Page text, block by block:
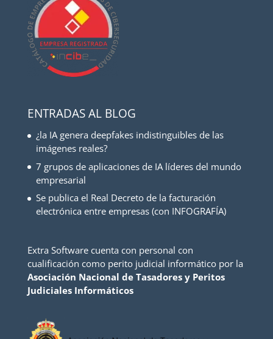
ENTRADAS AL BLOG
¿la IA genera deepfakes indistinguibles de las
imágenes reales?
7 grupos de aplicaciones de IA líderes del mundo
empresarial
Se publica el Real Decreto de la facturación
electrónica entre empresas (con INFOGRAFÍA)
Extra Software cuenta con personal con
cualificación como perito judicial informático por la
Asociación Nacional de Tasadores y Peritos
Judiciales Informáticos